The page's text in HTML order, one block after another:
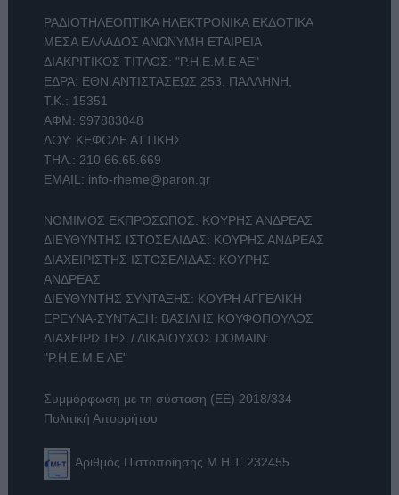
ΡΑΔΙΟΤΗΛΕΟΠΤΙΚΑ ΗΛΕΚΤΡΟΝΙΚΑ ΕΚΔΟΤΙΚΑ
ΜΕΣΑ ΕΛΛΑΔΟΣ ΑΝΩΝΥΜΗ ΕΤΑΙΡΕΙΑ
ΔΙΑΚΡΙΤΙΚΟΣ ΤΙΤΛΟΣ: "Ρ.Η.Ε.Μ.Ε ΑΕ"
ΕΔΡΑ: ΕΘΝ.ΑΝΤΙΣΤΑΣΕΩΣ 253, ΠΑΛΛΗΝΗ,
Τ.Κ.: 15351
ΑΦΜ: 997883048
ΔΟΥ: ΚΕΦΟΔΕ ΑΤΤΙΚΗΣ
ΤΗΛ.: 210 66.65.669
EMAIL: info-rheme@paron.gr
ΝΟΜΙΜΟΣ ΕΚΠΡΟΣΩΠΟΣ: ΚΟΥΡΗΣ ΑΝΔΡΕΑΣ
ΔΙΕΥΘΥΝΤΗΣ ΙΣΤΟΣΕΛΙΔΑΣ: ΚΟΥΡΗΣ ΑΝΔΡΕΑΣ
ΔΙΑΧΕΙΡΙΣΤΗΣ ΙΣΤΟΣΕΛΙΔΑΣ: ΚΟΥΡΗΣ
ΑΝΔΡΕΑΣ
ΔΙΕΥΘΥΝΤΗΣ ΣΥΝΤΑΞΗΣ: ΚΟΥΡΗ ΑΓΓΕΛΙΚΗ
ΕΡΕΥΝΑ-ΣΥΝΤΑΞΗ: ΒΑΣΙΛΗΣ ΚΟΥΦΟΠΟΥΛΟΣ
ΔΙΑΧΕΙΡΙΣΤΗΣ / ΔΙΚΑΙΟΥΧΟΣ DOMAIN:
"Ρ.Η.Ε.Μ.Ε ΑΕ"
Συμμόρφωση με τη σύσταση (ΕΕ) 2018/334
Πολιτική Απορρήτου
Αριθμός Πιστοποίησης Μ.Η.Τ. 232455